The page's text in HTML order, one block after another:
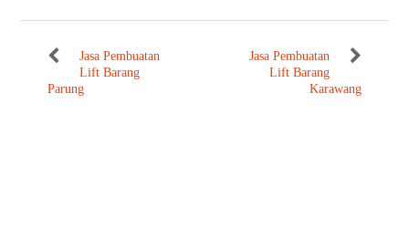
Jasa Pembuatan
Lift Barang
Parung
Jasa Pembuatan
Lift Barang
Karawang